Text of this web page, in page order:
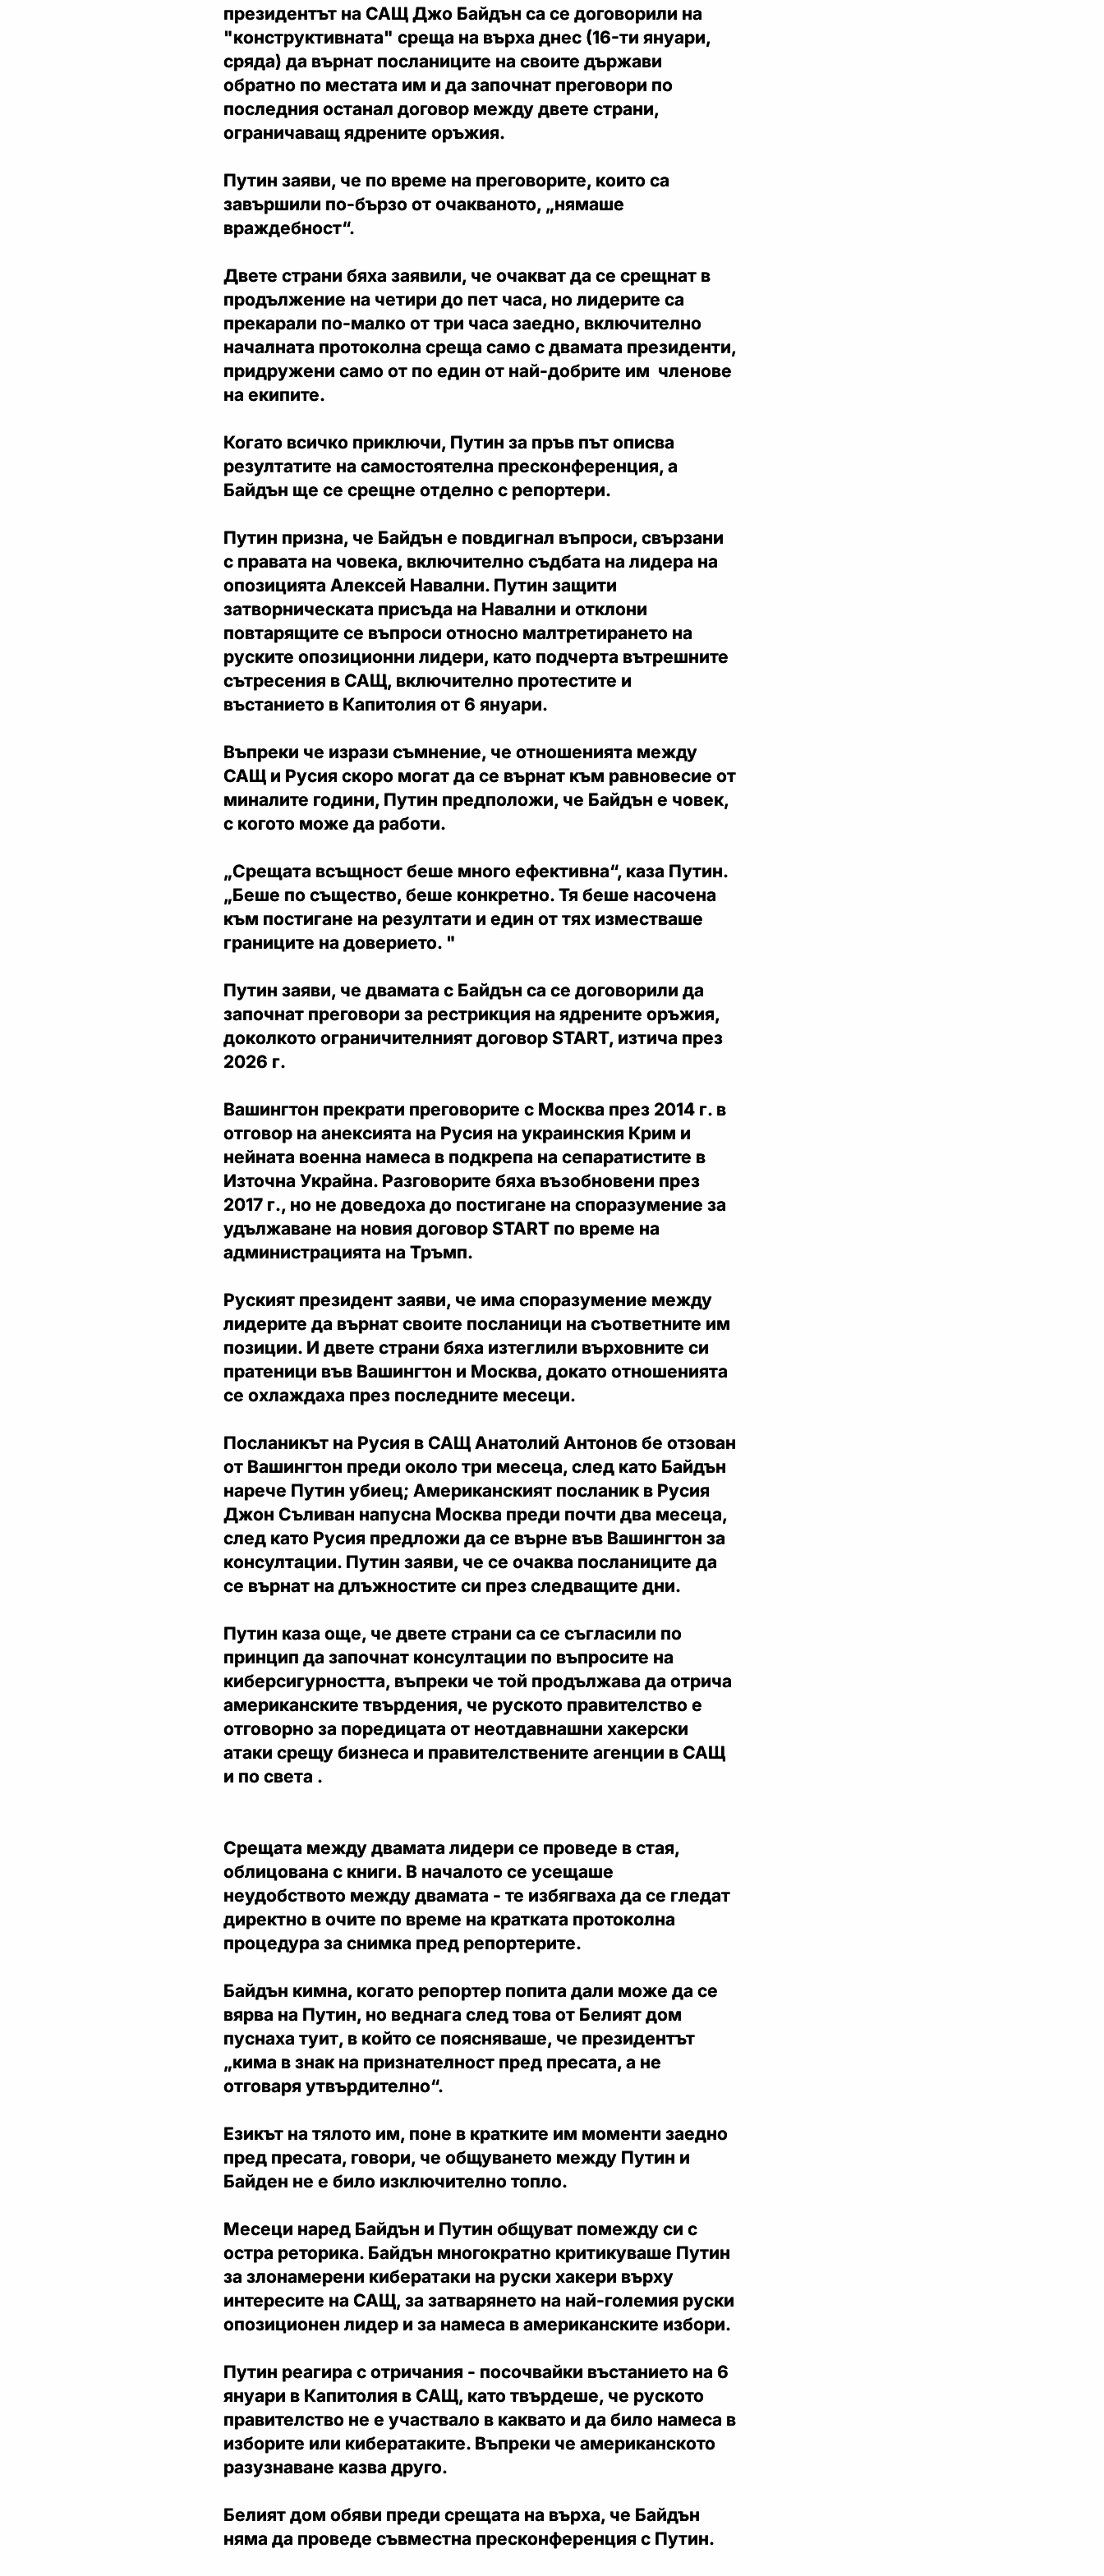
президентът на САЩ Джо Байдън са се договорили на
"конструктивната" среща на върха днес (16-ти януари,
сряда) да върнат посланиците на своите държави
обратно по местата им и да започнат преговори по
последния останал договор между двете страни,
ограничаващ ядрените оръжия.
Путин заяви, че по време на преговорите, които са
завършили по-бързо от очакваното, „нямаше
враждебност“.
Двете страни бяха заявили, че очакват да се срещнат в
продължение на четири до пет часа, но лидерите са
прекарали по-малко от три часа заедно, включително
началната протоколна среща само с двамата президенти,
придружени само от по един от най-добрите им членове
на екипите.
Когато всичко приключи, Путин за пръв път описва
резултатите на самостоятелна пресконференция, а
Байдън ще се срещне отделно с репортери.
Путин призна, че Байдън е повдигнал въпроси, свързани
с правата на човека, включително съдбата на лидера на
опозицията Алексей Навални. Путин защити
затворническата присъда на Навални и отклони
повтарящите се въпроси относно малтретирането на
руските опозиционни лидери, като подчерта вътрешните
сътресения в САЩ, включително протестите и
въстанието в Капитолия от 6 януари.
Въпреки че изрази съмнение, че отношенията между
САЩ и Русия скоро могат да се върнат към равновесие от
миналите години, Путин предположи, че Байдън е човек,
с когото може да работи.
„Срещата всъщност беше много ефективна“, каза Путин.
„Беше по същество, беше конкретно. Тя беше насочена
към постигане на резултати и един от тях изместваше
границите на доверието. "
Путин заяви, че двамата с Байдън са се договорили да
започнат преговори за рестрикция на ядрените оръжия,
доколкото ограничителният договор START, изтича през
2026 г.
Вашингтон прекрати преговорите с Москва през 2014 г. в
отговор на анексията на Русия на украинския Крим и
нейната военна намеса в подкрепа на сепаратистите в
Източна Украйна. Разговорите бяха възобновени през
2017 г., но не доведоха до постигане на споразумение за
удължаване на новия договор START по време на
администрацията на Тръмп.
Руският президент заяви, че има споразумение между
лидерите да върнат своите посланици на съответните им
позиции. И двете страни бяха изтеглили върховните си
пратеници във Вашингтон и Москва, докато отношенията
се охлаждаха през последните месеци.
Посланикът на Русия в САЩ Анатолий Антонов бе отзован
от Вашингтон преди около три месеца, след като Байдън
нарече Путин убиец; Американският посланик в Русия
Джон Съливан напусна Москва преди почти два месеца,
след като Русия предложи да се върне във Вашингтон за
консултации. Путин заяви, че се очаква посланиците да
се върнат на длъжностите си през следващите дни.
Путин каза още, че двете страни са се съгласили по
принцип да започнат консултации по въпросите на
киберсигурността, въпреки че той продължава да отрича
американските твърдения, че руското правителство е
отговорно за поредицата от неотдавнашни хакерски
атаки срещу бизнеса и правителствените агенции в САЩ
и по света .
Срещата между двамата лидери се проведе в стая,
облицована с книги. В началото се усещаше
неудобството между двамата - те избягваха да се гледат
директно в очите по време на кратката протоколна
процедура за снимка пред репортерите.
Байдън кимна, когато репортер попита дали може да се
вярва на Путин, но веднага след това от Белият дом
пуснаха туит, в който се поясняваше, че президентът
„кима в знак на признателност пред пресата, а не
отговаря утвърдително“.
Езикът на тялото им, поне в кратките им моменти заедно
пред пресата, говори, че общуването между Путин и
Байден не е било изключително топло.
Месеци наред Байдън и Путин общуват помежду си с
остра реторика. Байдън многократно критикуваше Путин
за злонамерени кибератаки на руски хакери върху
интересите на САЩ, за затварянето на най-големия руски
опозиционен лидер и за намеса в американските избори.
Путин реагира с отричания - посочвайки въстанието на 6
януари в Капитолия в САЩ, като твърдеше, че руското
правителство не е участвало в каквато и да било намеса в
изборите или кибератаките. Въпреки че американското
разузнаване казва друго.
Белият дом обяви преди срещата на върха, че Байдън
няма да проведе съвместна пресконференция с Путин.